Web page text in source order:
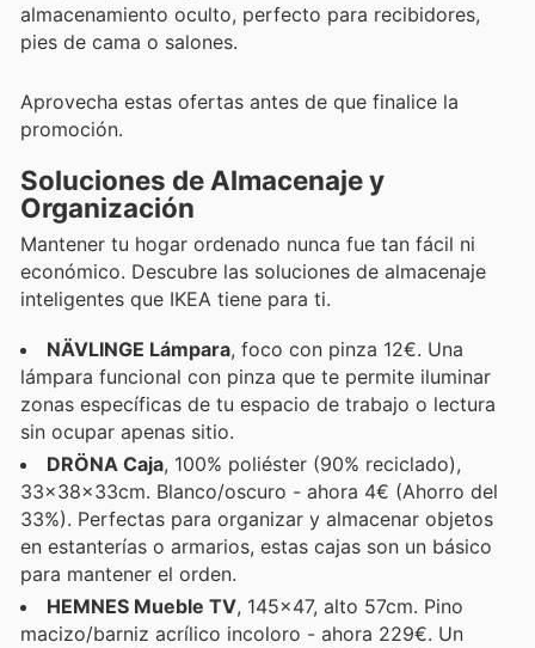
almacenamiento oculto, perfecto para recibidores,
pies de cama o salones.
Aprovecha estas ofertas antes de que finalice la
promoción.
Soluciones de Almacenaje y
Organización
Mantener tu hogar ordenado nunca fue tan fácil ni
económico. Descubre las soluciones de almacenaje
inteligentes que IKEA tiene para ti.
NÄVLINGE Lámpara, foco con pinza 12€. Una
lámpara funcional con pinza que te permite iluminar
zonas específicas de tu espacio de trabajo o lectura
sin ocupar apenas sitio.
DRÖNA Caja, 100% poliéster (90% reciclado),
33x38x33cm. Blanco/oscuro - ahora 4€ (Ahorro del
33%). Perfectas para organizar y almacenar objetos
en estanterías o armarios, estas cajas son un básico
para mantener el orden.
HEMNES Mueble TV, 145x47, alto 57cm. Pino
macizo/barniz acrílico incoloro - ahora 229€. Un